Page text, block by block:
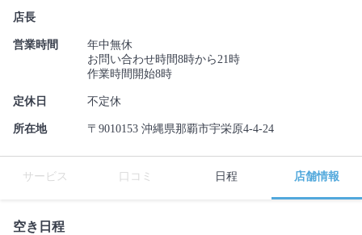
店長
営業時間
年中無休
お問い合わせ時間8時から21時
作業時間開始8時
定休日 不定休
所在地 〒9010153 沖縄県那覇市宇栄原4-4-24
サービス 口コミ 日程 店舗情報
空き日程